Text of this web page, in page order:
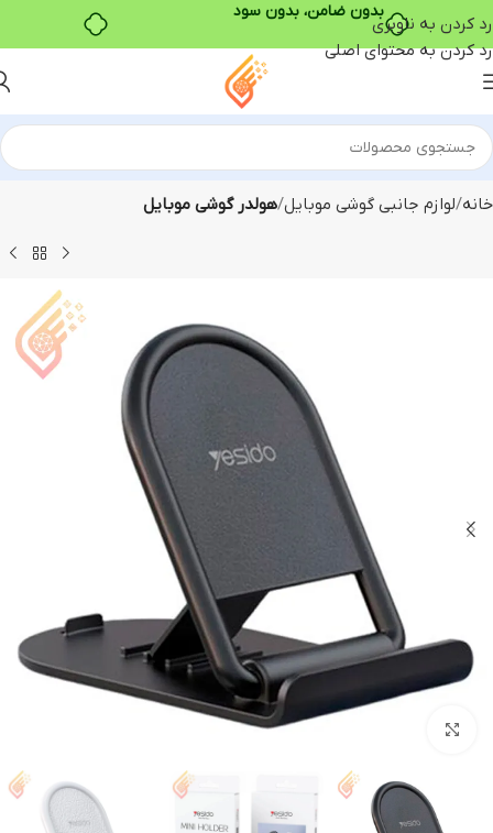
بدون ضامن، بدون سود
رد کردن به ناوبری
رد کردن به محتوای اصلی
خانه لوازم جانبی گوشی موبایل هولدر گوشی موبایل